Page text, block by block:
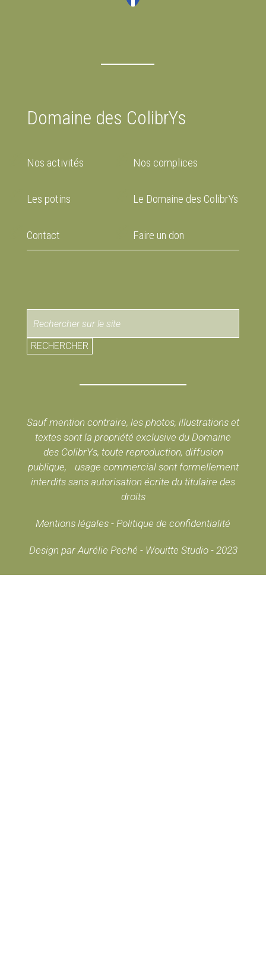
Domaine des ColibrYs
Nos activités Nos complices
Les potins Le Domaine des ColibrYs
Contact Faire un don
RECHERCHER
Sauf mention contraire, les photos, illustrations et
textes sont la propriété exclusive du Domaine
des ColibrYs, toute reproduction, diffusion
publique, usage commercial sont formellement
interdits sans autorisation écrite du titulaire des
droits
Mentions légales - Politique de confidentialité
Design par Aurélie Peché - Wouitte Studio - 2023